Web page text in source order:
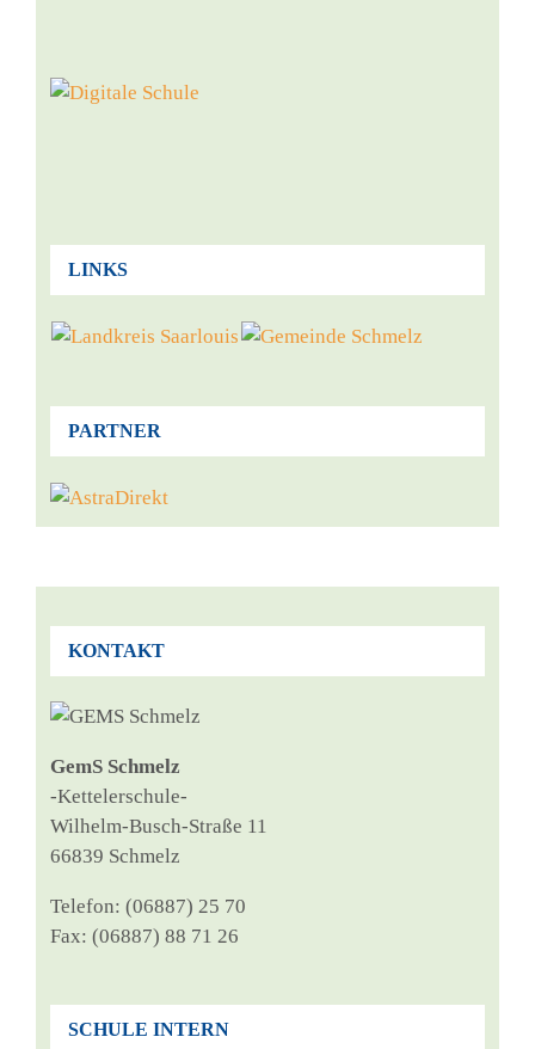
KONTAKT
GemS Schmelz
‑Ket­tel­er­schu­le-
Wil­helm-Busch-Stra­ße 11
66839 Schmelz
Tele­fon: (06887) 25 70
Fax: (06887) 88 71 26
SCHULE INTERN
LINKS
PARTNER